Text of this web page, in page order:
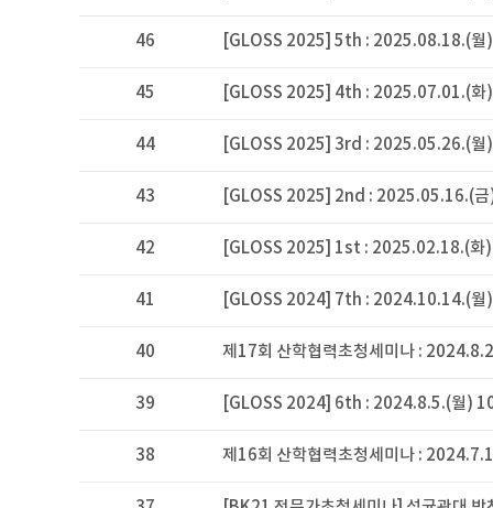
46 [GLOSS 2025] 5th : 2025.08.18.(월
45 [GLOSS 2025] 4th : 2025.07.01.(화
44 [GLOSS 2025] 3rd : 2025.05.26.(월
43 [GLOSS 2025] 2nd : 2025.05.16.(
42 [GLOSS 2025] 1st : 2025.02.18.(화
41 [GLOSS 2024] 7th : 2024.10.14.(월
40 제17회 산학협력초청세미나 :
39 [GLOSS 2024] 6th : 2024.8.5.(월)
38 제16회 산학협력초청세미나 :